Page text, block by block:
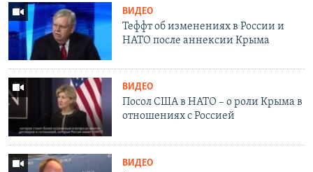
ВИДЕО
Теффт об изменениях в России и
НАТО после аннексии Крыма
ВИДЕО
Посол США в НАТО – о роли Крыма в
отношениях с Россией
ВИДЕО